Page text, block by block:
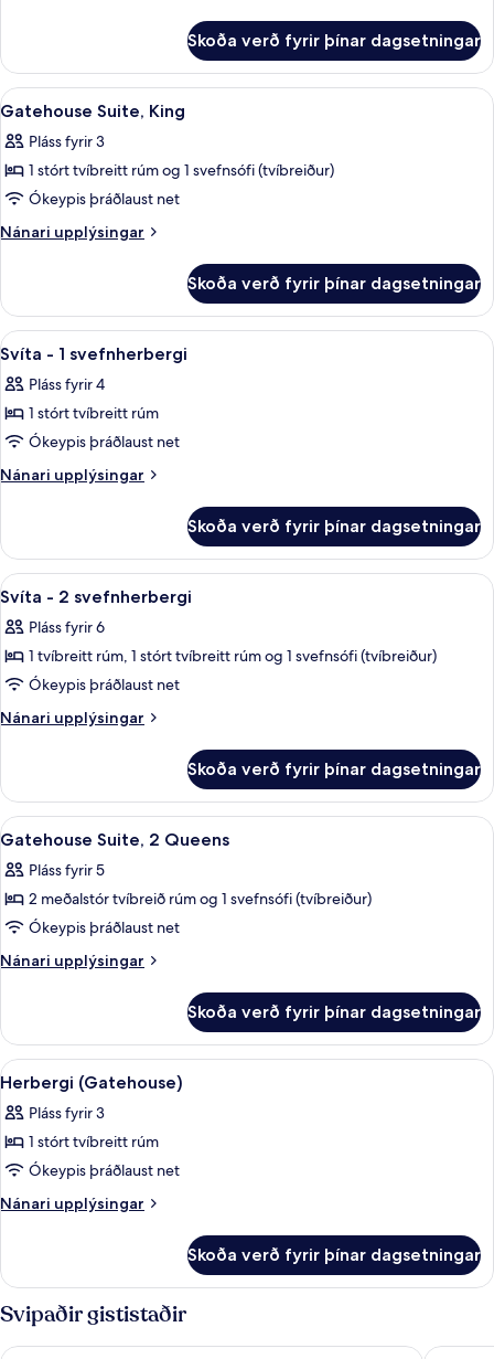
tvíbreitt
rúm
(Gatehouse)
-
meðalstórt
rúm
(Gatehouse)
Skoða verð fyrir þínar dagsetningar
Skoða
allar
myndir
fyrir
Gatehouse
Suite,
Rúmföt af bestu gerð, dúnsængur,
13
Gatehouse Suite, King
Pláss fyrir 3
1 stórt tvíbreitt rúm og 1 svefnsófi (tvíbreiður)
Ókeypis þráðlaust net
Nánari upplýsingar
Nánari
Suite,
King
Skoða verð fyrir þínar dagsetningar
Skoða
allar
myndir
fyrir
Svíta
-
Snyrtivörur frá þekktum
8
Svíta - 1 svefnherbergi
Pláss fyrir 4
1 stórt tvíbreitt rúm
Ókeypis þráðlaust net
Nánari upplýsingar
Nánari
-
svefnherbergi
Skoða verð fyrir þínar dagsetningar
Skoða
allar
myndir
fyrir
Svíta
-
Svíta - 2 svefnherbergi | Rúmföt af
11
Svíta - 2 svefnherbergi
Pláss fyrir 6
1 tvíbreitt rúm, 1 stórt tvíbreitt rúm og 1 svefnsófi (tvíbreiður)
Ókeypis þráðlaust net
Nánari upplýsingar
Nánari
-
svefnherbergi
Skoða verð fyrir þínar dagsetningar
Skoða
allar
myndir
fyrir
Gatehouse
Suite,
Rúmföt af bestu gerð, dúnsængur,
14
Gatehouse Suite, 2 Queens
Pláss fyrir 5
2 meðalstór tvíbreið rúm og 1 svefnsófi (tvíbreiður)
Ókeypis þráðlaust net
Nánari upplýsingar
Nánari
Suite,
Queens
Skoða verð fyrir þínar dagsetningar
Skoða
allar
myndir
fyrir
Herbergi
(Gatehouse)
Rúmföt af bestu gerð, dúnsængur,
11
Herbergi (Gatehouse)
Pláss fyrir 3
1 stórt tvíbreitt rúm
Ókeypis þráðlaust net
Nánari upplýsingar
Nánari
(Gatehouse)
Skoða verð fyrir þínar dagsetningar
Svipaðir gististaðir